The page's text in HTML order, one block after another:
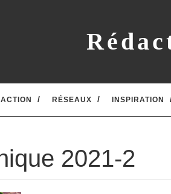
RÉSEAUX INSPIRATION
2021-2